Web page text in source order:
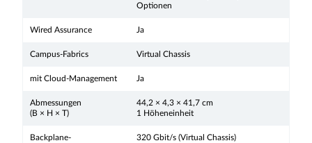
Optionen
Wired Assurance Ja
Campus-Fabrics Virtual Chassis
mit Cloud-Management Ja
Abmessungen
(B × H × T)
44,2 × 4,3 × 41,7 cm
1 Höheneinheit
Backplane-
320 Gbit/s (Virtual Chassis)